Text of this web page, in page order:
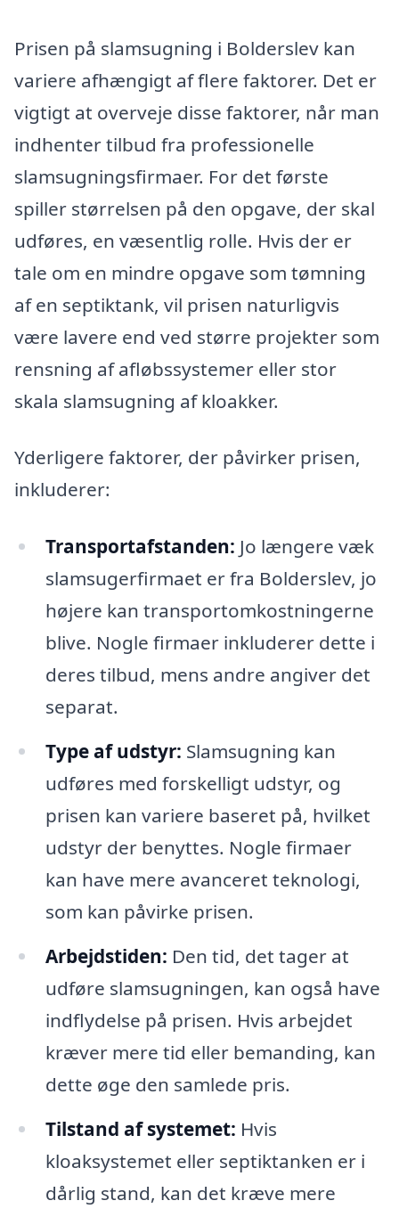
Prisen på slamsugning i Bolderslev kan
variere afhængigt af flere faktorer. Det er
vigtigt at overveje disse faktorer, når man
indhenter tilbud fra professionelle
slamsugningsfirmaer. For det første
spiller størrelsen på den opgave, der skal
udføres, en væsentlig rolle. Hvis der er
tale om en mindre opgave som tømning
af en septiktank, vil prisen naturligvis
være lavere end ved større projekter som
rensning af afløbssystemer eller stor
skala slamsugning af kloakker.
Yderligere faktorer, der påvirker prisen,
inkluderer:
Transportafstanden: Jo længere væk
slamsugerfirmaet er fra Bolderslev, jo
højere kan transportomkostningerne
blive. Nogle firmaer inkluderer dette i
deres tilbud, mens andre angiver det
separat.
Type af udstyr: Slamsugning kan
udføres med forskelligt udstyr, og
prisen kan variere baseret på, hvilket
udstyr der benyttes. Nogle firmaer
kan have mere avanceret teknologi,
som kan påvirke prisen.
Arbejdstiden: Den tid, det tager at
udføre slamsugningen, kan også have
indflydelse på prisen. Hvis arbejdet
kræver mere tid eller bemanding, kan
dette øge den samlede pris.
Tilstand af systemet: Hvis
kloaksystemet eller septiktanken er i
dårlig stand, kan det kræve mere